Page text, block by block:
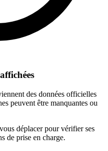
des données officielles
peuvent être manquantes ou
déplacer pour vérifier ses
de prise en charge.